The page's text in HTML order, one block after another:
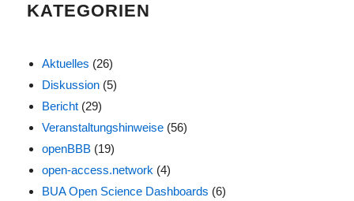
KATEGORIEN
Aktuelles (26)
Diskussion (5)
Bericht (29)
Veranstaltungshinweise (56)
openBBB (19)
open-access.network (4)
BUA Open Science Dashboards (6)